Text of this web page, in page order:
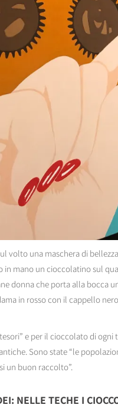
volto una maschera di
in mano un cioccolatino sul
donna che porta alla bocca
in rosso con il cappello
e per il cioccolato di
Sono state “le
un buon raccolto”.
NELLE TECHE I